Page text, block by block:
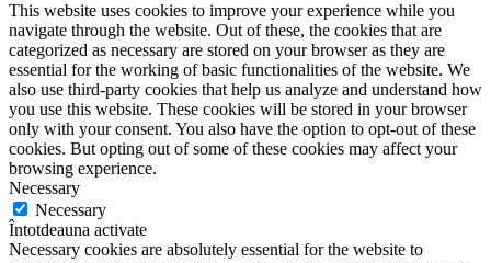
This website uses cookies to improve your experience while you
navigate through the website. Out of these, the cookies that are
categorized as necessary are stored on your browser as they are
essential for the working of basic functionalities of the website. We
also use third-party cookies that help us analyze and understand how
you use this website. These cookies will be stored in your browser
only with your consent. You also have the option to opt-out of these
cookies. But opting out of some of these cookies may affect your
browsing experience.
Necessary
Necessary
Întotdeauna activate
Necessary cookies are absolutely essential for the website to